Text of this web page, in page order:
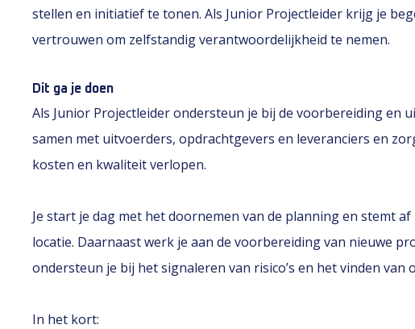
stellen en initiatief te tonen. Als Junior Projectleider krijg je
vertrouwen om zelfstandig verantwoordelijkheid te nemen.
Dit ga je doen
Als Junior Projectleider ondersteun je bij de voorbereiding en
samen met uitvoerders, opdrachtgevers en leveranciers en
kosten en kwaliteit verlopen.
Je start je dag met het doornemen van de planning en stemt
locatie. Daarnaast werk je aan de voorbereiding van nieuwe
ondersteun je bij het signaleren van risico’s en het vinden van
In het kort: